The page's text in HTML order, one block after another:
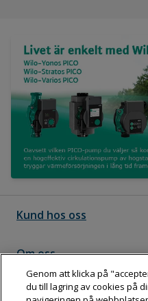
Kund hos oss
Om oss
Följ Dahl
Genom att klicka på
du till lagring av cookies på